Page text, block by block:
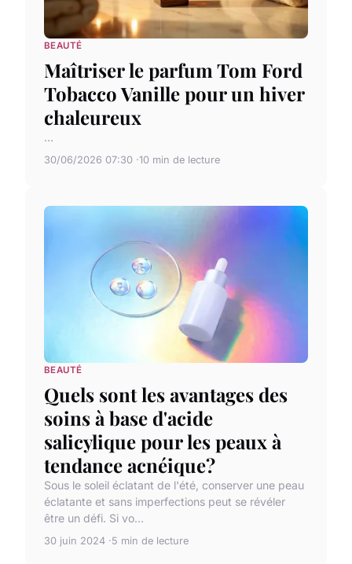
BEAUTÉ
Maîtriser le parfum Tom Ford
Tobacco Vanille pour un hiver
chaleureux
...
30/06/2026 07:30 10 min de lecture
BEAUTÉ
Quels sont les avantages des
soins à base d'acide
salicylique pour les peaux à
tendance acnéique?
Sous le soleil éclatant de l'été, conserver une peau
éclatante et sans imperfections peut se révéler
être un défi. Si vo...
30 juin 2024 5 min de lecture